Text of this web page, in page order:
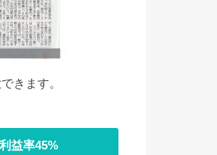
きます。
益率45%